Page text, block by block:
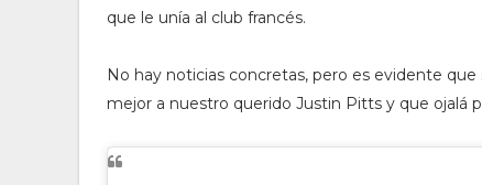
que le unía al club francés.
No hay noticias concretas, pero es evidente
mejor a nuestro querido Justin Pitts y que ojalá